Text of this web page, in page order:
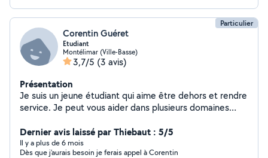
Particulier
Corentin Guéret
Etudiant
Montélimar (Ville-Basse)
3,7/5 (3 avis)
Présentation
Je suis un jeune étudiant qui aime être dehors et rendre
service. Je peut vous aider dans plusieurs domaines
Dernier avis laissé par Thiebaut : 5/5
Il y a plus de 6 mois
Dès que j’aurais besoin je ferais appel à Corentin